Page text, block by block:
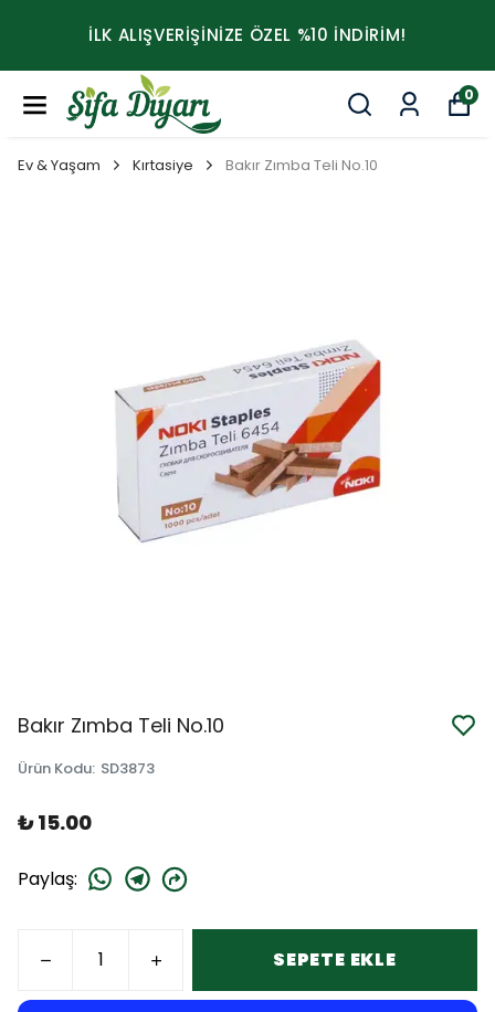
İLK ALIŞVERİŞİNİZE ÖZEL %10 İNDİRİM!
0
Ev & Yaşam Kırtasiye Bakır Zımba Teli No.10
Bakır Zımba Teli No.10
Ürün Kodu: SD3873
₺ 15.00
Paylaş:
SEPETE EKLE